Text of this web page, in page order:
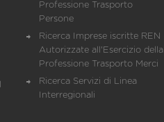
Professione Trasporto
Persone
Ricerca Imprese iscritte REN
Autorizzate all'Esercizio della
Professione Trasporto Merci
Ricerca Servizi di Linea
Interregionali